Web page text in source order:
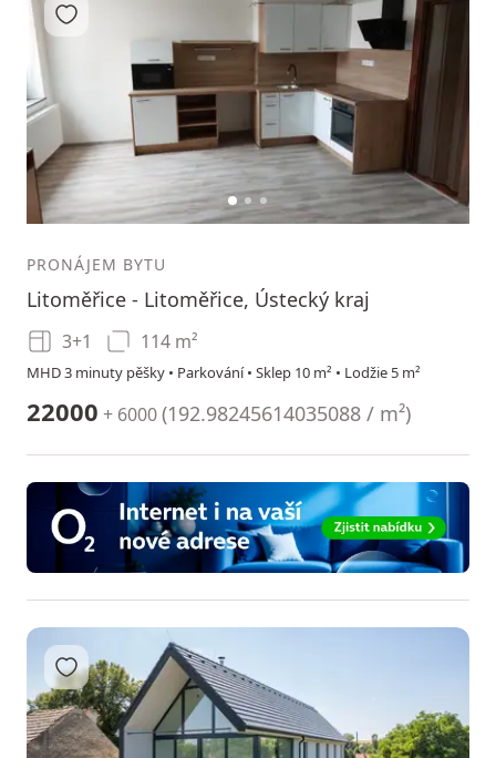
12 3
Přidat do oblíbených
PRONÁJEM BYTU
Litoměřice - Litoměřice, Ústecký kraj
3+1 114 m²
MHD 3 minuty pěšky • Parkování • Sklep 10 m² • Lodžie 5 m²
22000 + 6000(192.98245614035088 / m²)
Přidat do oblíbených